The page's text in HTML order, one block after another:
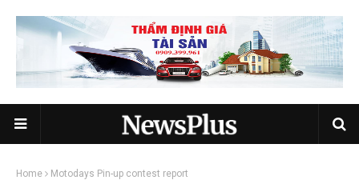
Home Motodays Pin-up contest report